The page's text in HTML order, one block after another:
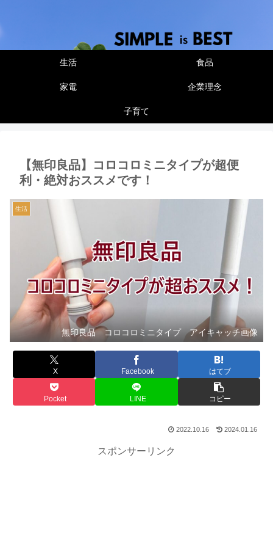
生活 食品
家電 企業理念
子育て
【無印良品】コロコロミニタイプが超便
利・絶対おススメです！
生活
無印良品 コロコロミニタイプ アイキャッチ画像
X Facebook はてブ
Pocket LINE コピー
2022.10.16 2024.01.16
スポンサーリンク